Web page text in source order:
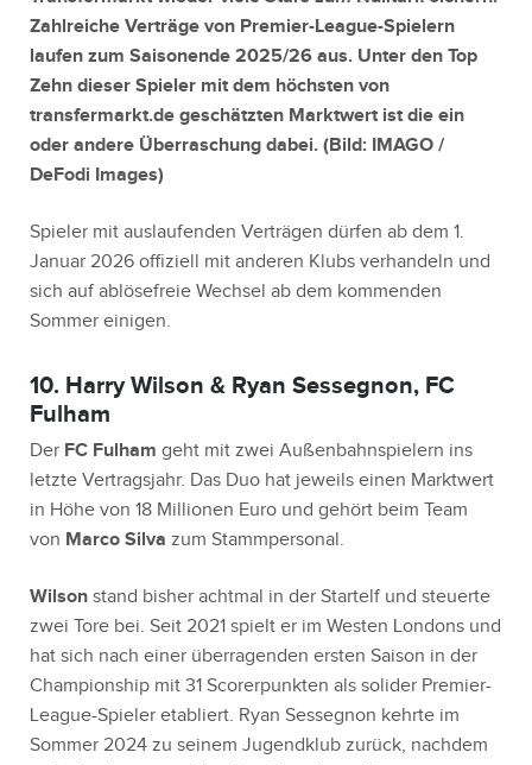
Zahlreiche Verträge von Premier-League-Spielern
laufen zum Saisonende 2025/26 aus. Unter den Top
Zehn dieser Spieler mit dem höchsten von
transfermarkt.de geschätzten Marktwert ist die ein
oder andere Überraschung dabei. (Bild: IMAGO /
DeFodi Images)
Spieler mit auslaufenden Verträgen dürfen ab dem 1.
Januar 2026 offiziell mit anderen Klubs verhandeln und
sich auf ablösefreie Wechsel ab dem kommenden
Sommer einigen.
10. Harry Wilson & Ryan Sessegnon, FC
Fulham
Der FC Fulham geht mit zwei Außenbahnspielern ins
letzte Vertragsjahr. Das Duo hat jeweils einen Marktwert
in Höhe von 18 Millionen Euro und gehört beim Team
von Marco Silva zum Stammpersonal.
Wilson stand bisher achtmal in der Startelf und steuerte
zwei Tore bei. Seit 2021 spielt er im Westen Londons und
hat sich nach einer überragenden ersten Saison in der
Championship mit 31 Scorerpunkten als solider Premier-
League-Spieler etabliert. Ryan Sessegnon kehrte im
Sommer 2024 zu seinem Jugendklub zurück, nachdem